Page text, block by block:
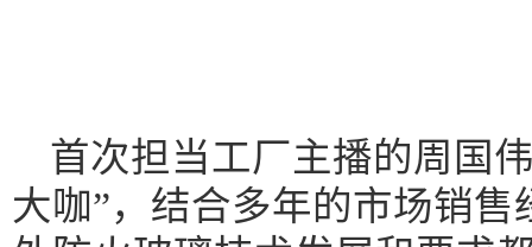
首次担当工厂主播的周国
大咖”，结合多年的市场销